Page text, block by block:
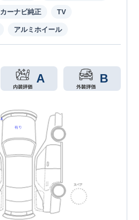
カーナビ純正 TV
アルミホイール
A B